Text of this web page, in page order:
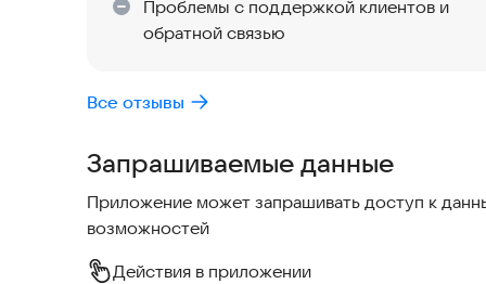
Проблемы с поддержкой клиентов и
обратной связью
Все отзывы
Запрашиваемые данные
Приложение может запрашивать доступ к
возможностей
Действия в приложении